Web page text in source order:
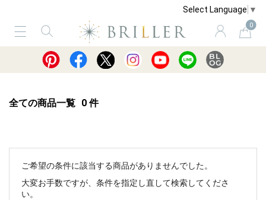
Select Language ▼
0
サービス ショッピングガイド 買取
全ての商品一覧 0 件
ご希望の条件に該当する商品がありませんでした。
大変お手数ですが、条件を指定し直して検索してくださ
い。